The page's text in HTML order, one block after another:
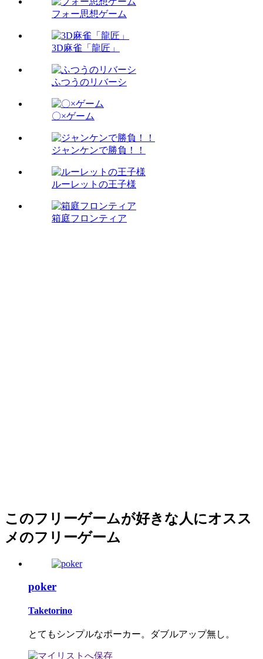
フォー思想ゲーム
3D麻雀「龍匠」
ふつうのリバーシ
〇×ゲーム
ジャンケンで勝負！！
ルーレットの王子様
箱庭フロンティア
このフリーゲームが好きな人にオスス
メのフリーゲーム
poker
Taketorino
とてもシンプルなポーカー。ダブルアップ無し。